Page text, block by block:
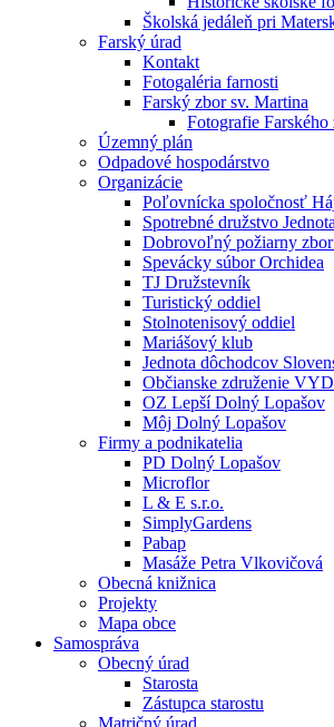
Školská jedáleň pri
Farský úrad
Kontakt
Fotogaléria farnosti
Farský zbor sv. Martina
Fotografie
Územný plán
Odpadové hospodárstvo
Organizácie
Poľovnícka spoločnosť
Spotrebné družstvo Jednota
Dobrovoľný požiarny
Spevácky súbor Orchidea
TJ Družstevník
Turistický oddiel
Stolnotenisový oddiel
Mariášový klub
Jednota dôchodcov
Občianske združenie
OZ Lepší Dolný Lopašov
Môj Dolný Lopašov
Firmy a podnikatelia
PD Dolný Lopašov
Microflor
L & E s.r.o.
SimplyGardens
Pabap
Masáže Petra Vlkovičová
Obecná knižnica
Projekty
Mapa obce
Samospráva
Obecný úrad
Starosta
Zástupca starostu
Matričný úrad